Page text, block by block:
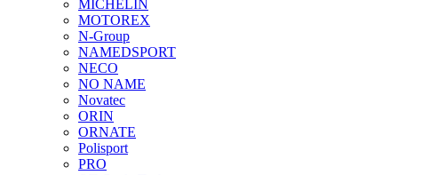
MICHELIN
MOTOREX
N-Group
NAMEDSPORT
NECO
NO NAME
Novatec
ORIN
ORNATE
Polisport
PRO